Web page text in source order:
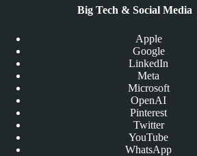
Big Tech & Social Media
Apple
Google
LinkedIn
Meta
Microsoft
OpenAI
Pinterest
Twitter
YouTube
WhatsApp